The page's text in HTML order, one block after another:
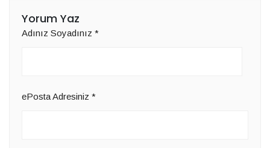
Yorum Yaz
Adınız Soyadınız *
ePosta Adresiniz *